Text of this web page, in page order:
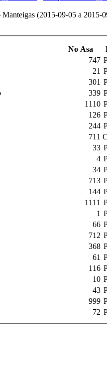
(2015-09-05 a 2015-
No Asa
747
21
301
339
1110
126
244
711
33
4
34
713
144
1111
1
66
712
368
61
116
10
43
999
72